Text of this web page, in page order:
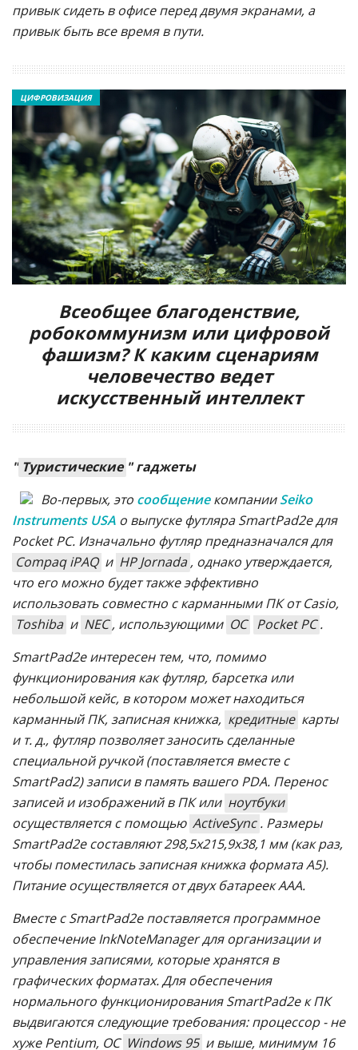
привык сидеть в офисе перед двумя экранами, а
привык быть все время в пути.
Всеобщее благоденствие,
робокоммунизм или цифровой
фашизм? К каким сценариям
человечество ведет
искусственный интеллект
ЦИФРОВИЗАЦИЯ
" Туристические " гаджеты
Во-первых, это сообщениекомпанииSeiko
Instruments USA о выпуске футляра SmartPad2e для
Pocket PC. Изначально футляр предназначался для
Compaq iPAQ и HP Jornada , однако утверждается,
что его можно будет также эффективно
использовать совместно с карманными ПК от Casio,
Toshiba и NEC , использующими ОС Pocket PC .
SmartPad2e интересен тем, что, помимо
функционирования как футляр, барсетка или
небольшой кейс, в котором может находиться
карманный ПК, записная книжка, кредитные карты
и т. д., футляр позволяет заносить сделанные
специальной ручкой (поставляется вместе с
SmartPad2) записи в память вашего PDA. Перенос
записей и изображений в ПК или ноутбуки
осуществляется с помощью ActiveSync . Размеры
SmartPad2e составляют 298,5х215,9х38,1 мм (как раз,
чтобы поместилась записная книжка формата А5).
Питание осуществляется от двух батареек ААА.
Вместе с SmartPad2e поставляется программное
обеспечение InkNoteManager для организации и
управления записями, которые хранятся в
графических форматах. Для обеспечения
нормального функционирования SmartPad2e к ПК
выдвигаются следующие требования: процессор - не
хуже Pentium, ОС Windows 95 и выше, минимум 16